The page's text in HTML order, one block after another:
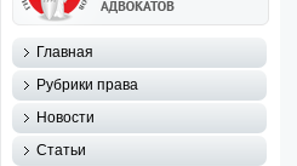
Главная
Рубрики права
Новости
Статьи